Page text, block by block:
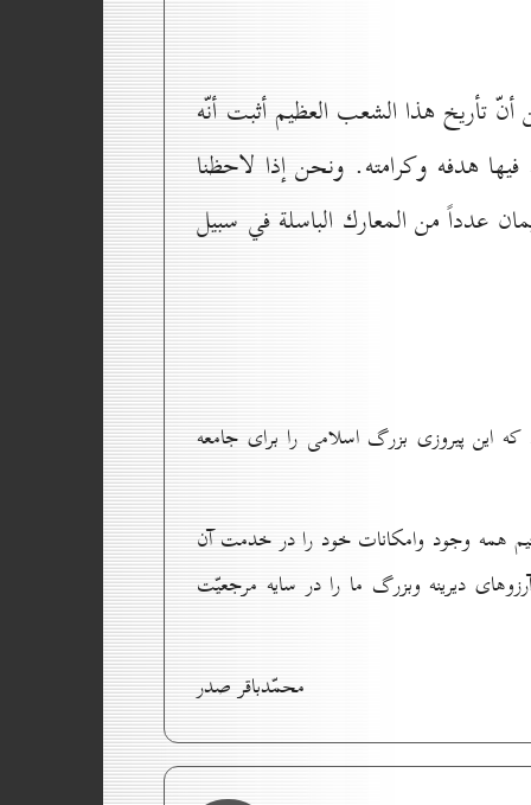
أنّ تأريخ هذا الشعب العظيم أثبت أنّه
هدفه وكرامته. ونحن إذا لاحظنا
عدداً من المعارك الباسلة في سبيل
پيروزى بزرگ اسلامى را براى جامعه
همه وجود وامكانات خود را در خدمت آن
ديرينه وبزرگ ما را در سايه مرجعيّت
محمّدباقر صدر